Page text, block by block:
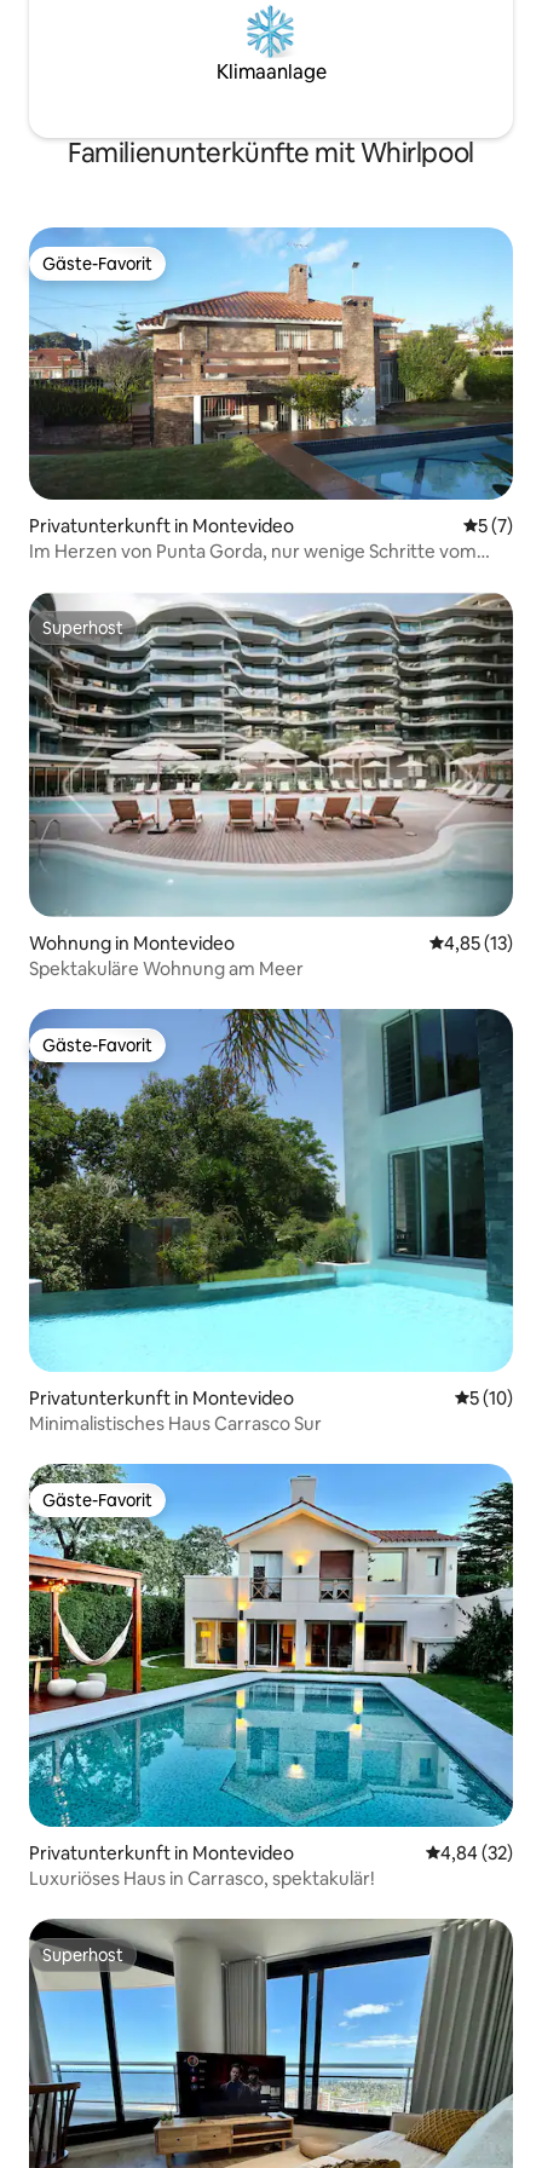
Klimaanlage
Familienunterkünfte mit Whirlpool
Gäste-Favorit
Gäste-Favorit
Privatunterkunft in Montevideo
5 (7)
Im Herzen von Punta Gorda, nur wenige Schritte vom
Superhost
Superhost
Wohnung in Montevideo
4,85 (13)
Spektakuläre Wohnung am Meer
Gäste-Favorit
Gäste-Favorit
Privatunterkunft in Montevideo
5 (10)
Minimalistisches Haus Carrasco Sur
Gäste-Favorit
Gäste-Favorit
Privatunterkunft in Montevideo
4,84 (32)
Luxuriöses Haus in Carrasco, spektakulär!
Superhost
Superhost